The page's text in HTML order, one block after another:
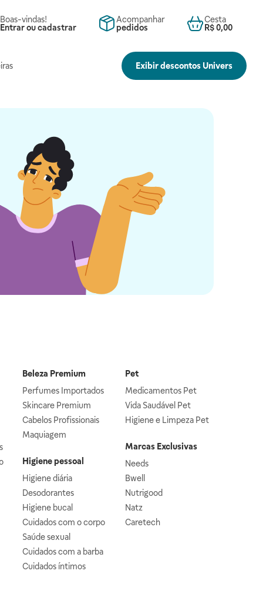
Boas-vindas!
Entrar ou cadastrar
Acompanhar
pedidos
Cesta
R$ 0,00
Exibir descontos Univers
Beleza Premium
Perfumes Importados
Skincare Premium
Cabelos Profissionais
Maquiagem
Higiene pessoal
Higiene diária
Desodorantes
Higiene bucal
Cuidados com o corpo
Saúde sexual
Cuidados com a barba
Cuidados íntimos
Pet
Medicamentos Pet
Vida Saudável Pet
Higiene e Limpeza Pet
Marcas Exclusivas
Needs
Bwell
Nutrigood
Natz
Caretech